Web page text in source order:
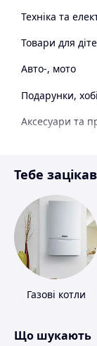
Техніка та
Товари для
Авто-, мото
Подарунки,
Аксесуари та
Спорт і
Тебе
Газові котли
Що шукають